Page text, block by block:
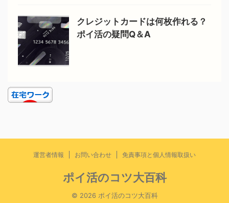
クレジットカードは何枚作れる？
ポイ活の疑問Q＆A
運営者情報 お問い合わせ 免責事項と個人情報取扱い
ポイ活のコツ大百科
© 2026 ポイ活のコツ大百科